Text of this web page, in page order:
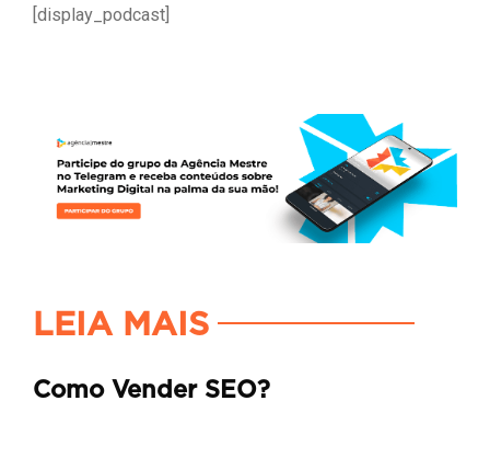
[display_podcast]
LEIA MAIS
Como Vender SEO?